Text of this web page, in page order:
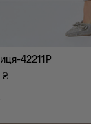
42211P
₴